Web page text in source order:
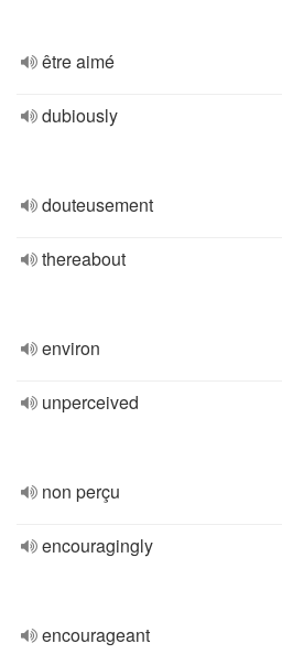
être aimé
dubiously
douteusement
thereabout
environ
unperceived
non perçu
encouragingly
encourageant